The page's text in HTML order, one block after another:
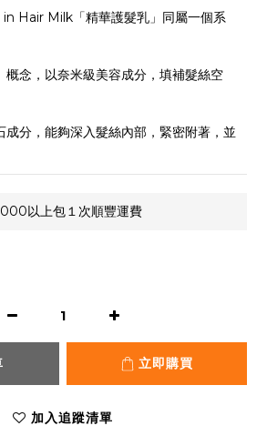
Hair Milk「精華護髮乳」同屬一個系
概念，以奈米級美容成分，填補髮絲空
成分，能夠深入髮絲內部，緊密附著，並
以上包１次順豐運費
立即購買
加入追蹤清單